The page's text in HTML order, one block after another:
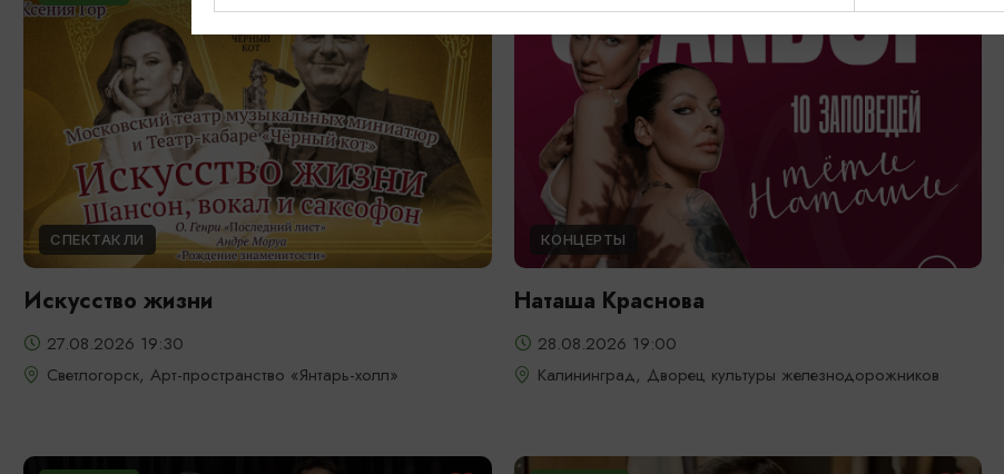
СПЕКТАКЛИ
Искусство жизни
27.08.2026 19:30
Светлогорск, Арт-пространство «Янтарь-холл»
КОНЦЕРТЫ
Наташа Краснова
28.08.2026 19:00
Калининград, Дворец культуры железнодорожников